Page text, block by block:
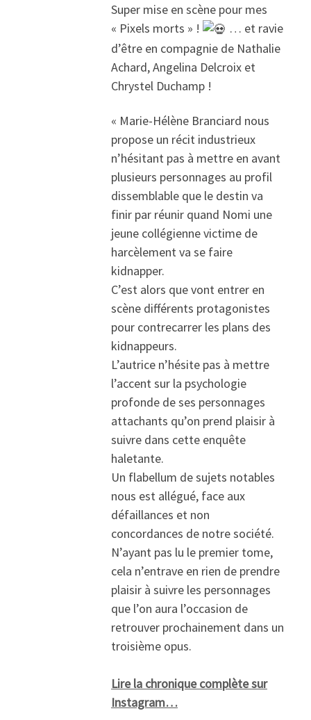
Super mise en scène pour mes
« Pixels morts » !
… et ravie
d’être en compagnie de Nathalie
Achard,Angelina Delcroixet
Chrystel Duchamp!
« Marie-Hélène Branciard nous
propose un récit industrieux
n’hésitant pas à mettre en avant
plusieurs personnages au profil
dissemblable que le destin va
finir par réunir quand Nomi une
jeune collégienne victime de
harcèlement va se faire
kidnapper.
C’est alors que vont entrer en
scène différents protagonistes
pour contrecarrer les plans des
kidnappeurs.
L’autrice n’hésite pas à mettre
l’accent sur la psychologie
profonde de ses personnages
attachants qu’on prend plaisir à
suivre dans cette enquête
haletante.
Un flabellum de sujets notables
nous est allégué, face aux
défaillances et non
concordances de notre société.
N’ayant pas lu le premier tome,
cela n’entrave en rien de prendre
plaisir à suivre les personnages
que l’on aura l’occasion de
retrouver prochainement dans un
troisième opus.
Lire la chronique complète sur
Instagram…